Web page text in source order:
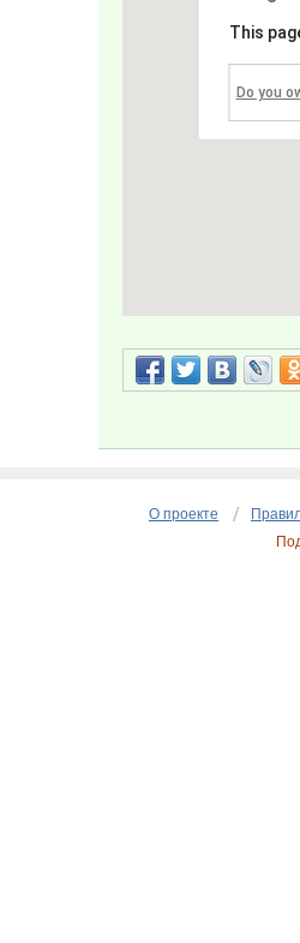
This
Do you
О проекте